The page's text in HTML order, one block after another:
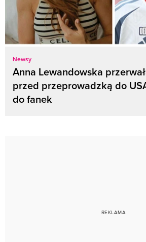
Newsy
Anna Lewandowska
przed przeprowadzką do
do fanek